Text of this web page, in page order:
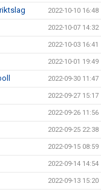
2022-10-10 16:48
2022-10-07 14:32
2022-10-03 16:41
2022-10-01 19:49
2022-09-30 11:47
2022-09-27 15:17
2022-09-26 11:56
2022-09-25 22:38
2022-09-15 08:59
2022-09-14 14:54
2022-09-13 15:20